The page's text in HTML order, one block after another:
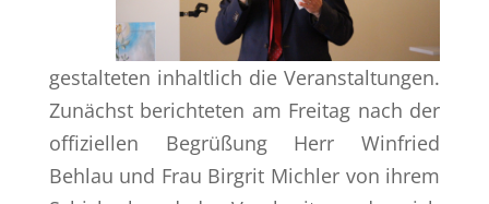
gestalteten inhaltlich die Veranstaltungen.
Zunächst berichteten am Freitag nach der
offiziellen Begrüßung Herr Winfried
Behlau und Frau Birgrit Michler von ihrem